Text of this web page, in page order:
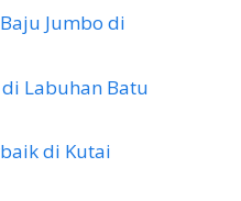
Jumbo di
Labuhan Batu
di Kutai